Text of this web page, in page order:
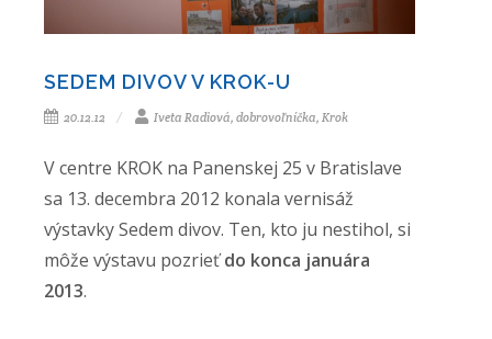
SEDEM DIVOV V KROK-U
20.12.12 Iveta Radiová, dobrovoľníčka, Krok
V centre KROK na Panenskej 25 v Bratislave
sa 13. decembra 2012 konala vernisáž
výstavky Sedem divov. Ten, kto ju nestihol, si
môže výstavu pozrieťdo konca januára
2013.